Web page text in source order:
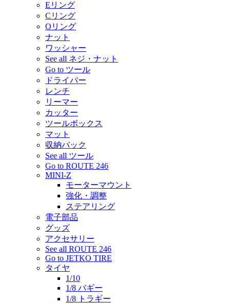
Eリング
Cリング
Oリング
ナット
ワッシャー
See all ネジ・ナット
Go to ツール
ドライバー
レンチ
リーマー
カッター
ツールボックス
マット
収納バック
See all ツール
Go to ROUTE 246
MINI-Z
モーターマウント
強化・調整
ステアリング
電子部品
グッズ
アクセサリー
See all ROUTE 246
Go to JETKO TIRE
タイヤ
1/10
1/8 バギー
1/8 トラギー